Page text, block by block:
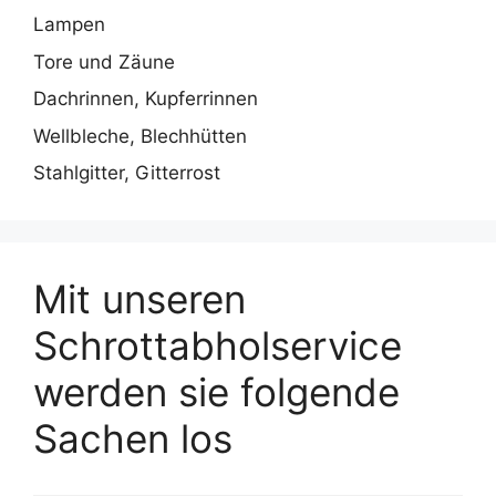
Lampen
Tore und Zäune
Dachrinnen, Kupferrinnen
Wellbleche, Blechhütten
Stahlgitter, Gitterrost
Mit unseren
Schrottabholservice
werden sie folgende
Sachen los